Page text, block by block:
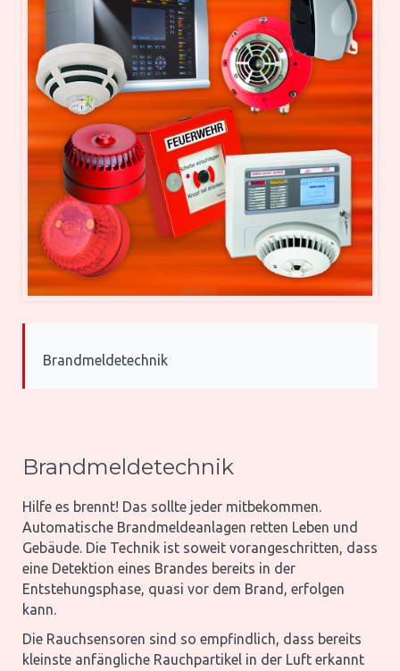
Brandmeldetechnik
Brandmeldetechnik
Hilfe es brennt! Das sollte jeder mitbekommen.
Automatische Brandmeldeanlagen retten Leben und
Gebäude. Die Technik ist soweit vorangeschritten, dass
eine Detektion eines Brandes bereits in der
Entstehungsphase, quasi vor dem Brand, erfolgen
kann.
Die Rauchsensoren sind so empfindlich, dass bereits
kleinste anfängliche Rauchpartikel in der Luft erkannt